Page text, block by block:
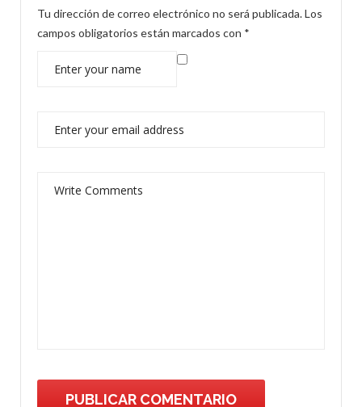
Tu dirección de correo electrónico no será publicada.Los
campos obligatorios están marcados con *